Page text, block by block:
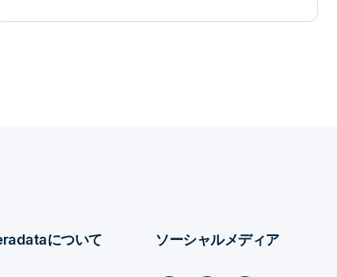
について ソーシャルメディア